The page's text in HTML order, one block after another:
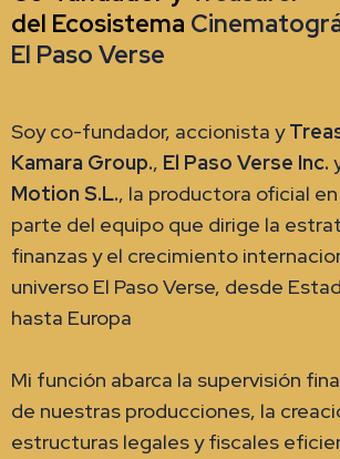
del Ecosistema
El Paso Verse
Soy co-fundador, accionista y
Kamara Group., El Paso Verse Inc.
Motion S.L., la productora oficial
parte del equipo que dirige la
finanzas y el crecimiento
universo El Paso Verse, desde
hasta Europa
Mi función abarca la supervisión
de nuestras producciones, la
estructuras legales y fiscales